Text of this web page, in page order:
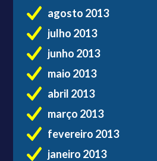
agosto 2013
julho 2013
junho 2013
maio 2013
abril 2013
março 2013
fevereiro 2013
janeiro 2013